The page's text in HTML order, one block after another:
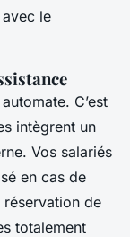
le
C’est
intègrent un
Vos salariés
en cas de
de
totalement